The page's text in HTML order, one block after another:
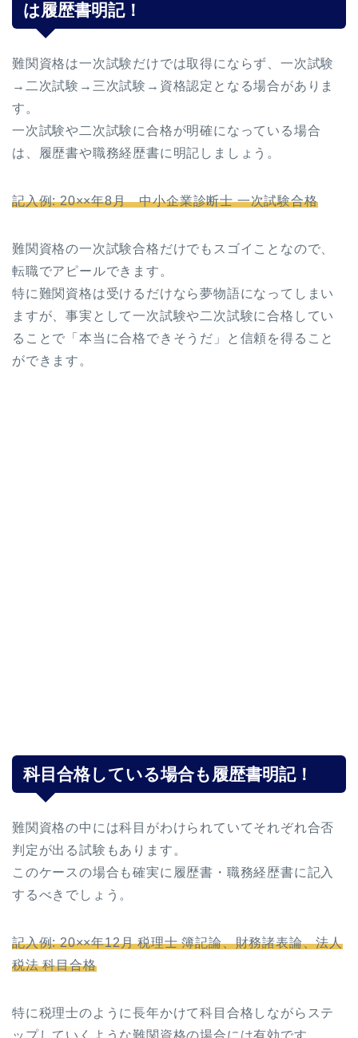
は履歴書明記！
難関資格は一次試験だけでは取得にならず、一次試験
→二次試験→三次試験→資格認定となる場合がありま
す。
一次試験や二次試験に合格が明確になっている場合
は、履歴書や職務経歴書に明記しましょう。
記入例: 20××年8月 中小企業診断士 一次試験合格
難関資格の一次試験合格だけでもスゴイことなので、
転職でアピールできます。
特に難関資格は受けるだけなら夢物語になってしまい
ますが、事実として一次試験や二次試験に合格してい
ることで「本当に合格できそうだ」と信頼を得ること
ができます。
科目合格している場合も履歴書明記！
難関資格の中には科目がわけられていてそれぞれ合否
判定が出る試験もあります。
このケースの場合も確実に履歴書・職務経歴書に記入
するべきでしょう。
記入例: 20××年12月 税理士 簿記論、財務諸表論、法人
税法 科目合格
特に税理士のように長年かけて科目合格しながらステ